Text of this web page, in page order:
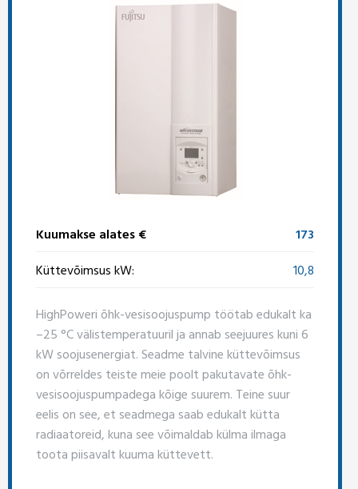
Kuumakse alates €
173
Küttevõimsus kW:
10,8
HighPoweri õhk-vesisoojuspump töötab edukalt ka
–25 °C välistemperatuuril ja annab seejuures kuni 6
kW soojusenergiat. Seadme talvine küttevõimsus
on võrreldes teiste meie poolt pakutavate õhk-
vesisoojuspumpadega kõige suurem. Teine suur
eelis on see, et seadmega saab edukalt kütta
radiaatoreid, kuna see võimaldab külma ilmaga
toota piisavalt kuuma küttevett.